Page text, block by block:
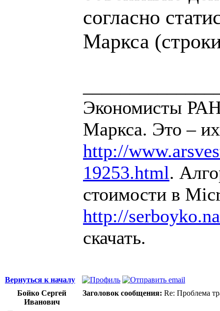
согласно
Маркса
Экономисты
Маркса. Это –
http://
19253.html.
стоимости в
http://
скачать.
Вернуться к началу
Бойко Сергей
Иванович
Заголовок сообщения: Re: Проблема